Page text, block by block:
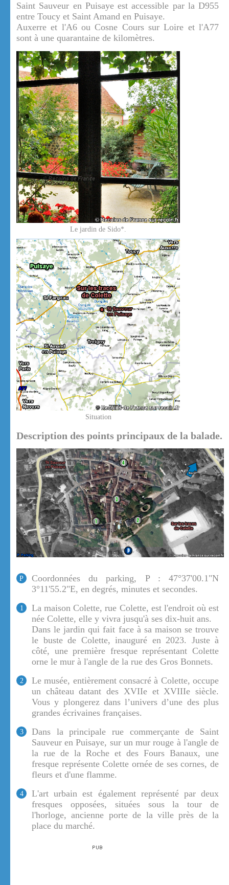
Saint Sauveur en Puisaye est accessible par la D955
entre Toucy et Saint Amand en Puisaye.
Auxerre et l'A6 ou Cosne Cours sur Loire et l'A77
sont à une quarantaine de kilomètres.
Le jardin de Sido*.
Situation
Description des points principaux de la balade.
P
Coordonnées du parking, P : 47°37'00.1"N
3°11'55.2"E, en degrés, minutes et secondes.
1
La maison Colette, rue Colette, est l'endroit où est
née Colette, elle y vivra jusqu'à ses dix-huit ans.
Dans le jardin qui fait face à sa maison se trouve
le buste de Colette, inauguré en 2023. Juste à
côté, une première fresque représentant Colette
orne le mur à l'angle de la rue des Gros Bonnets.
2
Le musée, entièrement consacré à Colette, occupe
un château datant des XVIIe et XVIIIe siècle.
Vous y plongerez dans l’univers d’une des plus
grandes écrivaines françaises.
3
Dans la principale rue commerçante de Saint
Sauveur en Puisaye, sur un mur rouge à l'angle de
la rue de la Roche et des Fours Banaux, une
fresque représente Colette ornée de ses cornes, de
fleurs et d'une flamme.
4
L'art urbain est également représenté par deux
fresques opposées, situées sous la tour de
l'horloge, ancienne porte de la ville près de la
place du marché.